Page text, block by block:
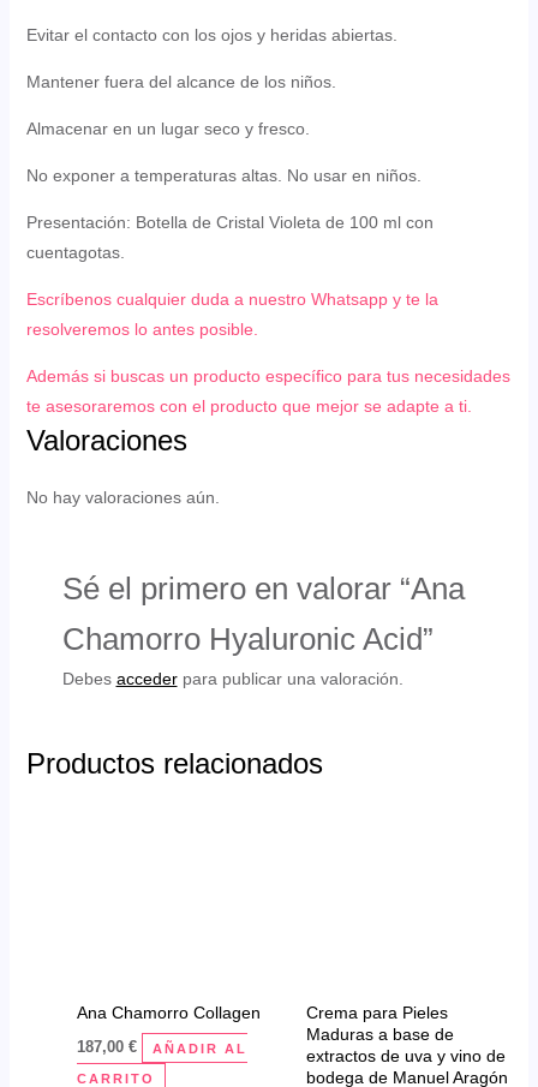
Evitar el contacto con los ojos y heridas abiertas.
Mantener fuera del alcance de los niños.
Almacenar en un lugar seco y fresco.
No exponer a temperaturas altas. No usar en niños.
Presentación: Botella de Cristal Violeta de 100 ml con
cuentagotas.
Escríbenos cualquier duda a nuestro Whatsapp y te la
resolveremos lo antes posible.
Además si buscas un producto específico para tus necesidades
te asesoraremos con el producto que mejor se adapte a ti.
Valoraciones
No hay valoraciones aún.
Sé el primero en valorar “Ana
Chamorro Hyaluronic Acid”
Debes accederpara publicar una valoración.
Productos relacionados
Ana Chamorro Collagen
187,00 € AÑADIR AL
CARRITO
Crema para Pieles
Maduras a base de
extractos de uva y vino de
bodega de Manuel Aragón